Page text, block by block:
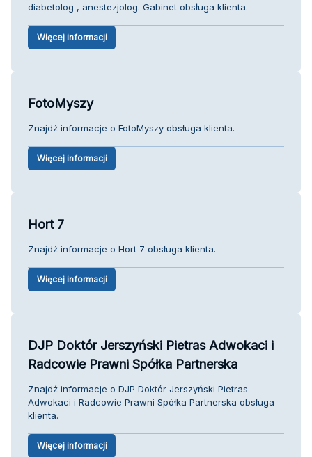
diabetolog , anestezjolog. Gabinet obsługa klienta.
Więcej informacji
FotoMyszy
Znajdź informacje o FotoMyszy obsługa klienta.
Więcej informacji
Hort 7
Znajdź informacje o Hort 7 obsługa klienta.
Więcej informacji
DJP Doktór Jerszyński Pietras Adwokaci i
Radcowie Prawni Spółka Partnerska
Znajdź informacje o DJP Doktór Jerszyński Pietras
Adwokaci i Radcowie Prawni Spółka Partnerska obsługa
klienta.
Więcej informacji